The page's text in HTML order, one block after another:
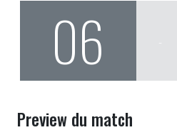
06
Preview du match